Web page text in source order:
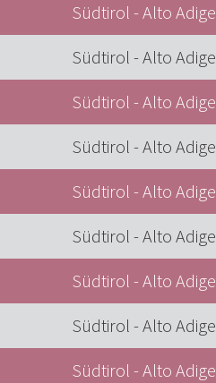
Südtirol - Alto Adige
Südtirol - Alto Adige
Südtirol - Alto Adige
Südtirol - Alto Adige
Südtirol - Alto Adige
Südtirol - Alto Adige
Südtirol - Alto Adige
Südtirol - Alto Adige
Südtirol - Alto Adige